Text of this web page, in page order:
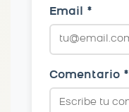
Email *
Comentario *